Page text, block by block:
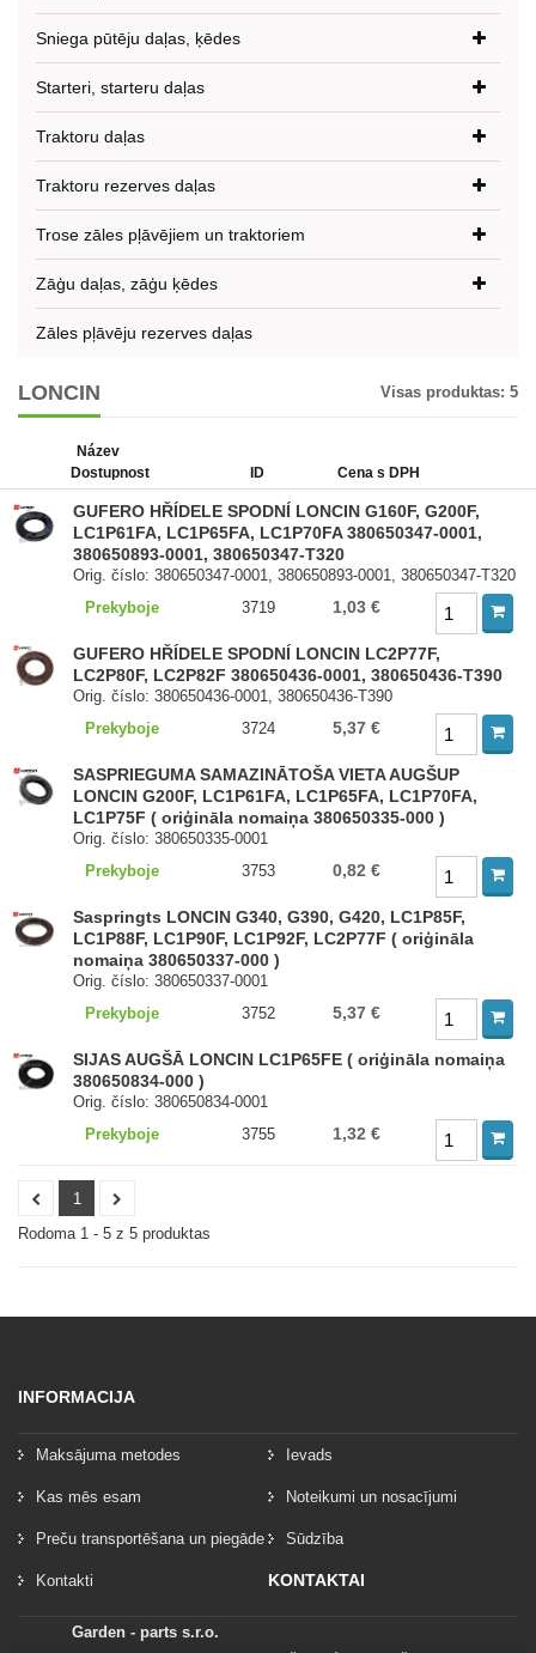
Sniega pūtēju daļas, ķēdes
Starteri, starteru daļas
Traktoru daļas
Traktoru rezerves daļas
Trose zāles pļāvējiem un traktoriem
Zāģu daļas, zāģu ķēdes
Zāles pļāvēju rezerves daļas
LONCIN Visas produktas: 5
Název
Dostupnost
ID Cena s DPH
GUFERO HŘÍDELE SPODNÍ LONCIN G160F, G200F,
LC1P61FA, LC1P65FA, LC1P70FA 380650347-0001,
380650893-0001, 380650347-T320
Orig. číslo: 380650347-0001, 380650893-0001, 380650347-T320
Prekyboje
3719 1,03 €
GUFERO HŘÍDELE SPODNÍ LONCIN LC2P77F,
LC2P80F, LC2P82F 380650436-0001, 380650436-T390
Orig. číslo: 380650436-0001, 380650436-T390
Prekyboje
3724 5,37 €
SASPRIEGUMA SAMAZINĀTOŠA VIETA AUGŠUP
LONCIN G200F, LC1P61FA, LC1P65FA, LC1P70FA,
LC1P75F ( oriģināla nomaiņa 380650335-000 )
Orig. číslo: 380650335-0001
Prekyboje
3753 0,82 €
Saspringts LONCIN G340, G390, G420, LC1P85F,
LC1P88F, LC1P90F, LC1P92F, LC2P77F ( oriģināla
nomaiņa 380650337-000 )
Orig. číslo: 380650337-0001
Prekyboje
3752 5,37 €
SIJAS AUGŠĀ LONCIN LC1P65FE ( oriģināla nomaiņa
380650834-000 )
Orig. číslo: 380650834-0001
Prekyboje
3755 1,32 €
1
Rodoma 1 - 5 z 5 produktas
INFORMACIJA
Maksājuma metodes Ievads
Kas mēs esam Noteikumi un nosacījumi
Preču transportēšana un piegāde Sūdzība
Kontakti KONTAKTAI
Garden - parts s.r.o.